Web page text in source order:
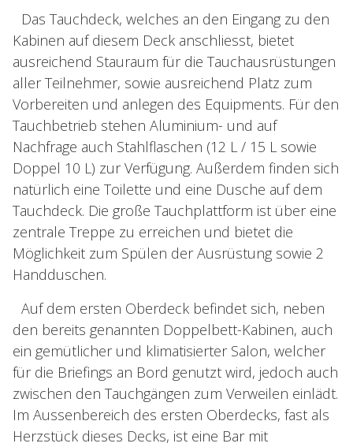
Das Tauchdeck, welches an den Eingang zu den
Kabinen auf diesem Deck anschliesst, bietet
ausreichend Stauraum für die Tauchausrüstungen
aller Teilnehmer, sowie ausreichend Platz zum
Vorbereiten und anlegen des Equipments. Für den
Tauchbetrieb stehen Aluminium- und auf
Nachfrage auch Stahlflaschen (12 L / 15 L sowie
Doppel 10 L) zur Verfügung. Außerdem finden sich
natürlich eine Toilette und eine Dusche auf dem
Tauchdeck. Die große Tauchplattform ist über eine
zentrale Treppe zu erreichen und bietet die
Möglichkeit zum Spülen der Ausrüstung sowie 2
Handduschen.
Auf dem ersten Oberdeck befindet sich, neben
den bereits genannten Doppelbett-Kabinen, auch
ein gemütlicher und klimatisierter Salon, welcher
für die Briefings an Bord genutzt wird, jedoch auch
zwischen den Tauchgängen zum Verweilen einlädt.
Im Aussenbereich des ersten Oberdecks, fast als
Herzstück dieses Decks, ist eine Bar mit